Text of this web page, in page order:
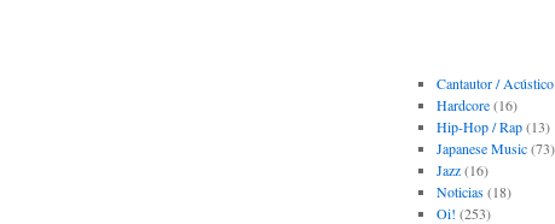
Cantautor / Acústico
Hardcore(16)
Hip-Hop / Rap(13)
Japanese Music(73)
Jazz(16)
Noticias(18)
Oi! (253)